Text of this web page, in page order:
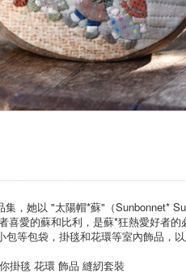
集，她以 "太陽帽*蘇"（Sunbonnet*
喜愛的蘇和比利，是蘇*狂熱愛好者
包等包袋，掛毯和花環等室內飾品，
掛毯 花環 飾品 縫紉套裝